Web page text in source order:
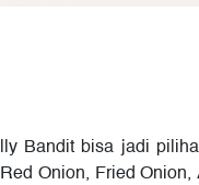
Bandit bisa jadi
Onion, Fried Onion,